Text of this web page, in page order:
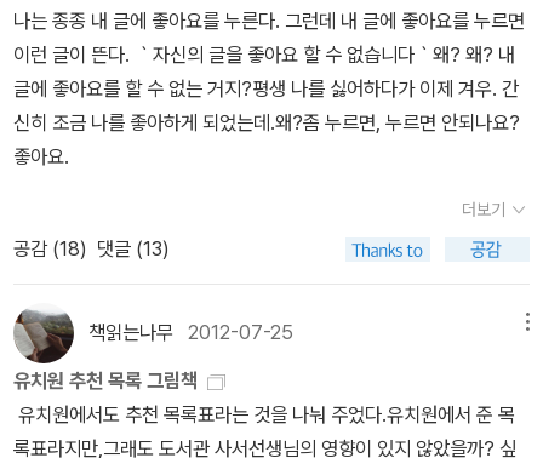
나는 종종 내 글에 좋아요를 누른다. 그런데 내 글에 좋아요를 누르면
이런 글이 뜬다. ｀자신의 글을 좋아요 할 수 없습니다｀왜? 왜? 내
글에 좋아요를 할 수 없는 거지?평생 나를 싫어하다가 이제 겨우. 간
신히 조금 나를 좋아하게 되었는데.왜?좀 누르면, 누르면 안되나요?
좋아요.
더보기
공감 (18) 댓글 (13)
책읽는나무 2012-07-25
유치원 추천 목록 그림책
유치원에서도 추천 목록표라는 것을 나눠 주었다.유치원에서 준 목
록표라지만,그래도 도서관 사서선생님의 영향이 있지 않았을까? 싶